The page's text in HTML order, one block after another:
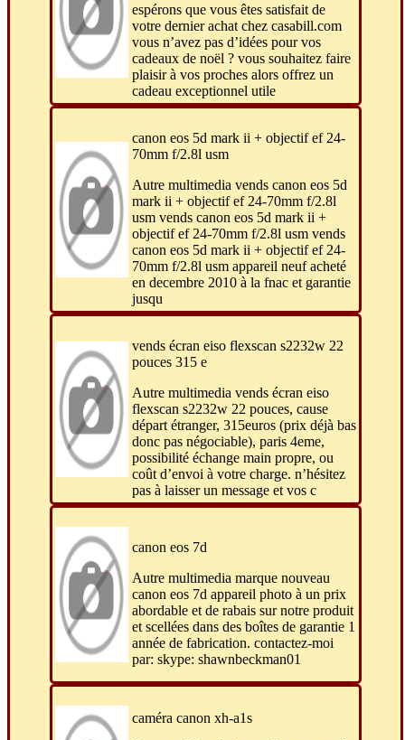
espérons que vous êtes satisfait de
votre dernier achat chez casabill.com
vous n’avez pas d’idées pour vos
cadeaux de noël ? vous souhaitez faire
plaisir à vos proches alors offrez un
cadeau exceptionnel utile
canon eos 5d mark ii + objectif ef 24-
70mm f/2.8l usm
Autre multimedia vends canon eos 5d
mark ii + objectif ef 24-70mm f/2.8l
usm vends canon eos 5d mark ii +
objectif ef 24-70mm f/2.8l usm vends
canon eos 5d mark ii + objectif ef 24-
70mm f/2.8l usm appareil neuf acheté
en decembre 2010 à la fnac et garantie
jusqu
vends écran eiso flexscan s2232w 22
pouces 315 e
Autre multimedia vends écran eiso
flexscan s2232w 22 pouces, cause
départ étranger, 315euros (prix déjà bas
donc pas négociable), paris 4eme,
possibilité échange main propre, ou
coût d’envoi à votre charge. n’hésitez
pas à laisser un message et vos c
canon eos 7d
Autre multimedia marque nouveau
canon eos 7d appareil photo à un prix
abordable et de rabais sur notre produit
et scellées dans des boîtes de garantie 1
année de fabrication. contactez-moi
par: skype: shawnbeckman01
caméra canon xh-a1s